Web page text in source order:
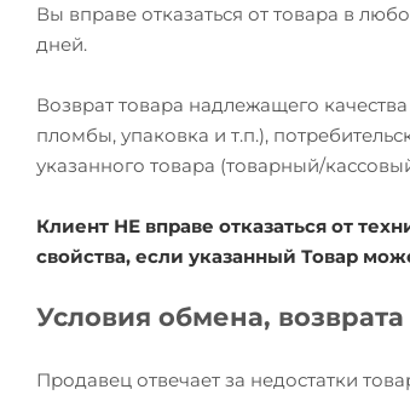
Вы вправе отказаться от товара в
дней.
Возврат товара надлежащего
пломбы, упаковка и т.п.),
указанного товара (товарный/
Клиент НЕ вправе отказаться от
свойства, если указанный Товар
Условия обмена,
Продавец отвечает за недостатки